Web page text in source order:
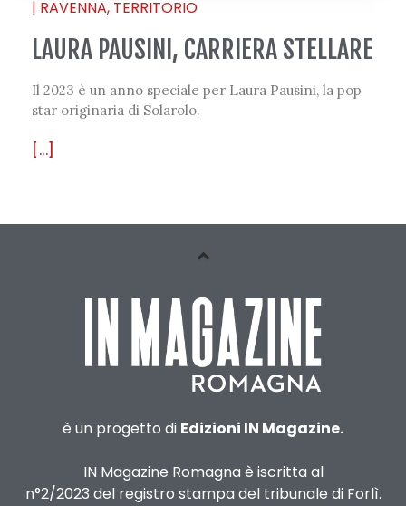
| RAVENNA, TERRITORIO
LAURA PAUSINI, CARRIERA STELLARE
Il 2023 è un anno speciale per Laura Pausini, la pop
star originaria di Solarolo.
[...]
è un progetto di Edizioni IN Magazine.
IN Magazine Romagna è iscritta al
n°2/2023 del registro stampa del tribunale di Forlì.